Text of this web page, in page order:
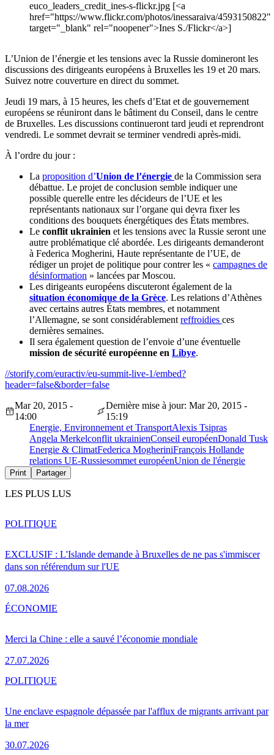
euco_leaders_credit_ines-s-flickr.jpg [<a
href="https://www.flickr.com/photos/inessaraiva/4593150822"
target="_blank" rel="noopener">Ines S./Flickr</a>]
L’Union de l’énergie et les tensions avec la Russie domineront les
discussions des dirigeants européens à Bruxelles les 19 et 20 mars.
Suivez notre couverture en direct du sommet.
Jeudi 19 mars, à 15 heures, les chefs d’Etat et de gouvernement
européens se réuniront dans le bâtiment du Conseil, dans le centre
de Bruxelles. Les discussions continueront tard jeudi et reprendront
vendredi. Le sommet devrait se terminer vendredi après-midi.
À l’ordre du jour :
La proposition d’Union de l’énergie de la Commission sera
débattue. Le projet de conclusion semble indiquer une
possible querelle entre les décideurs de l’UE et les
représentants nationaux sur l’organe qui devra fixer les
conditions des bouquets énergétiques des États membres.
Le conflit ukrainien et les tensions avec la Russie seront une
autre problématique clé abordée. Les dirigeants demanderont
à Federica Mogherini, Haute représentante de l’UE, de
rédiger un projet de politique pour contrer les « campagnes de
désinformation » lancées par Moscou.
Les dirigeants européens discuteront également de la
situation économique de la Grèce. Les relations d’Athènes
avec certains autres États membres, et notamment
l’Allemagne, se sont considérablement reffroidies ces
dernières semaines.
Il sera également question de l’envoie d’une éventuelle
mission de sécurité européenne en Libye.
//storify.com/euractiv/eu-summit-live-1/embed?
header=false&border=false
Mar 20, 2015 -
14:00
Dernière mise à jour: Mar 20, 2015 -
15:19
Energie, Environnement et TransportAlexis Tsipras
Angela Merkelconflit ukrainienConseil européenDonald Tusk
Energie & ClimatFederica MogheriniFrançois Hollande
relations UE-Russiesommet européenUnion de l'énergie
Print Partager
LES PLUS LUS
EXCLUSIF : L'Islande demande à Bruxelles de ne pas s'immiscer
dans son référendum sur l'UE
07.08.2026
POLITIQUE
Merci la Chine : elle a sauvé l’économie mondiale
27.07.2026
ÉCONOMIE
Une enclave espagnole dépassée par l'afflux de migrants arrivant par
la mer
30.07.2026
POLITIQUE